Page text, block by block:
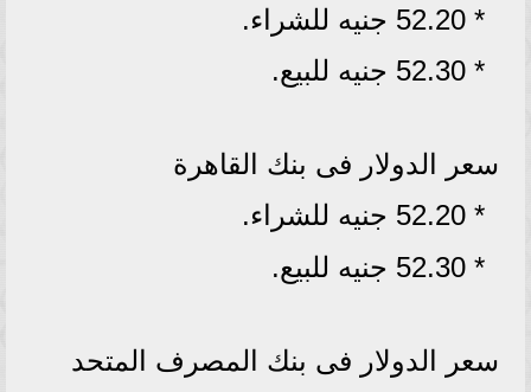
* 52.20 جنيه للشراء.
* 52.30 جنيه للبيع.
سعر الدولار فى بنك القاهرة
* 52.20 جنيه للشراء.
* 52.30 جنيه للبيع.
سعر الدولار فى بنك المصرف المتحد